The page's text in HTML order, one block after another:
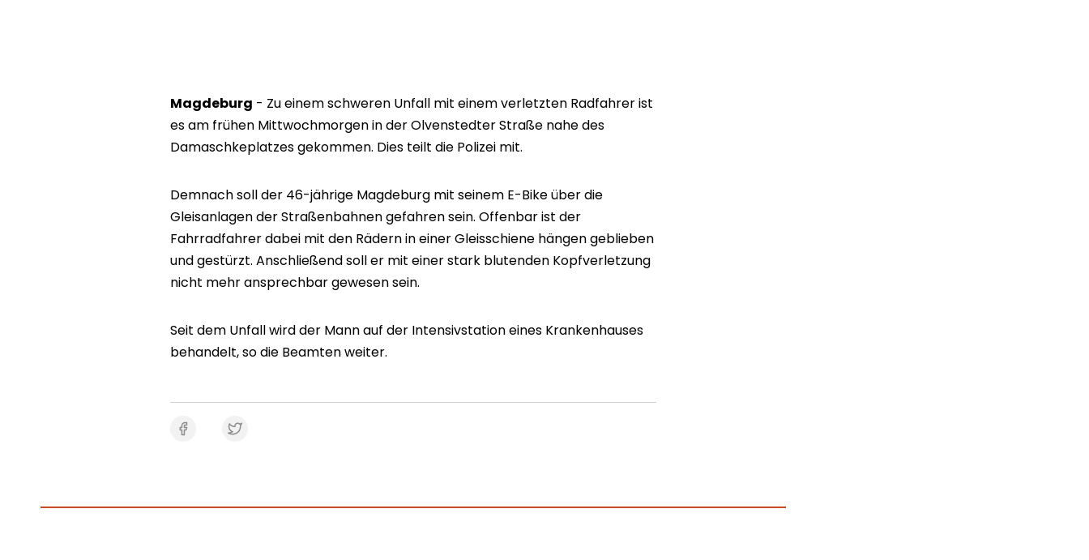
Magdeburg - Zu einem schweren Unfall mit einem verletzten Radfahrer ist
es am frühen Mittwochmorgen in der Olvenstedter Straße nahe des
Damaschkeplatzes gekommen. Dies teilt die Polizei mit.
Demnach soll der 46-jährige Magdeburg mit seinem E-Bike über die
Gleisanlagen der Straßenbahnen gefahren sein. Offenbar ist der
Fahrradfahrer dabei mit den Rädern in einer Gleisschiene hängen geblieben
und gestürzt. Anschließend soll er mit einer stark blutenden Kopfverletzung
nicht mehr ansprechbar gewesen sein.
Seit dem Unfall wird der Mann auf der Intensivstation eines Krankenhauses
behandelt, so die Beamten weiter.